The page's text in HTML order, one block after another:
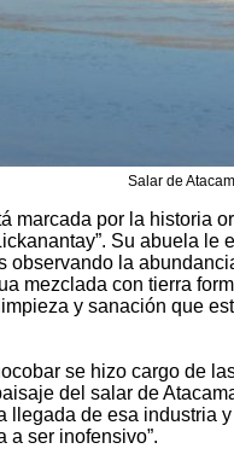
Salar de
marcada por la historia
Su abuela
observando la
mezclada con tierra
y sanación que
se hizo cargo de
del salar de
llegada de esa industria
a ser inofensivo”.